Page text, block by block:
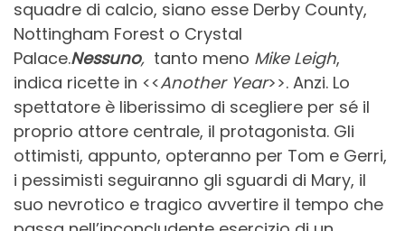
squadre di calcio, siano esse Derby County,
Nottingham Forest o Crystal
Palace.Nessuno, tanto meno Mike Leigh,
indica ricette in <<Another Year>>. Anzi. Lo
spettatore è liberissimo di scegliere per sé il
proprio attore centrale, il protagonista. Gli
ottimisti, appunto, opteranno per Tom e Gerri,
i pessimisti seguiranno gli sguardi di Mary, il
suo nevrotico e tragico avvertire il tempo che